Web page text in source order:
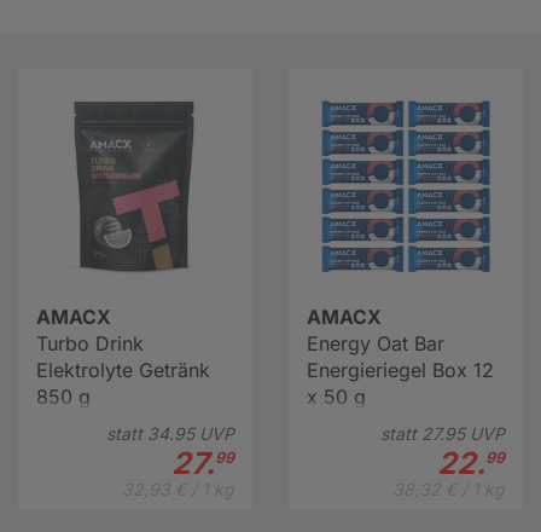
AMACX
Turbo Drink
Elektrolyte Getränk
850 g
statt 34.95UVP
27.99
AMACX
Energy Oat Bar
Energieriegel Box 12
x 50 g
statt 27.95UVP
22.99